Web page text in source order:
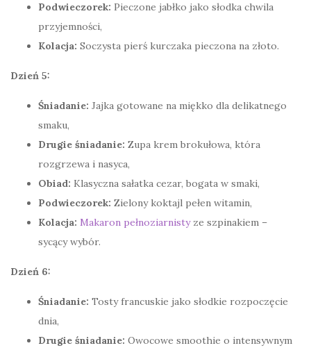
Podwieczorek: Pieczone jabłko jako słodka chwila
przyjemności,
Kolacja: Soczysta pierś kurczaka pieczona na złoto.
Dzień 5:
Śniadanie: Jajka gotowane na miękko dla delikatnego
smaku,
Drugie śniadanie: Zupa krem brokułowa, która
rozgrzewa i nasyca,
Obiad: Klasyczna sałatka cezar, bogata w smaki,
Podwieczorek: Zielony koktajl pełen witamin,
Kolacja: Makaron pełnoziarnistyze szpinakiem –
sycący wybór.
Dzień 6:
Śniadanie: Tosty francuskie jako słodkie rozpoczęcie
dnia,
Drugie śniadanie: Owocowe smoothie o intensywnym